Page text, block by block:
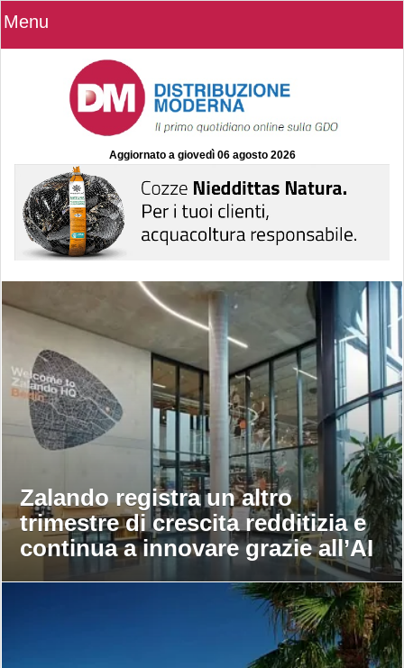
Menu
Aggiornato a giovedì 06 agosto 2026
Zalando registra un altro
trimestre di crescita redditizia e
continua a innovare grazie all’AI